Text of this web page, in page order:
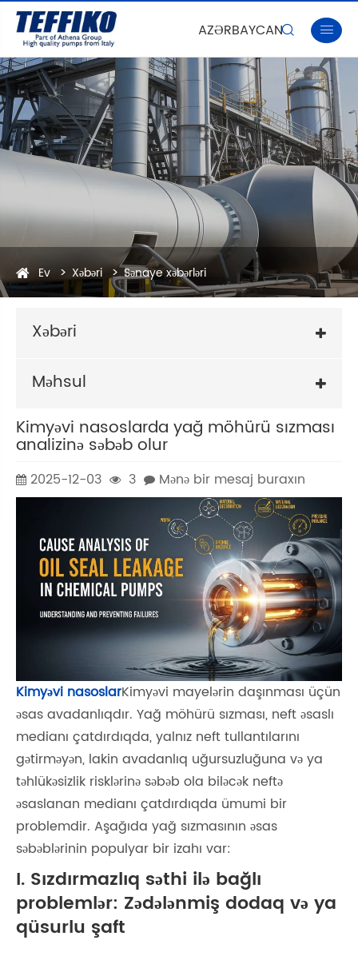
AZƏRBAYCAN 
Ev Xəbəri Sənaye xəbərləri
Xəbəri
Məhsul
Kimyəvi nasoslarda yağ möhürü sızması
analizinə səbəb olur
2025-12-03 3 Mənə bir mesaj buraxın
Kimyəvi nasoslarKimyəvi mayelərin daşınması üçün
əsas avadanlıqdır. Yağ möhürü sızması, neft əsaslı
medianı çatdırdıqda, yalnız neft tullantılarını
gətirməyən, lakin avadanlıq uğursuzluğuna və ya
təhlükəsizlik risklərinə səbəb ola biləcək neftə
əsaslanan medianı çatdırdıqda ümumi bir
problemdir. Aşağıda yağ sızmasının əsas
səbəblərinin populyar bir izahı var:
I. Sızdırmazlıq səthi ilə bağlı
problemlər: Zədələnmiş dodaq və ya
qüsurlu şaft